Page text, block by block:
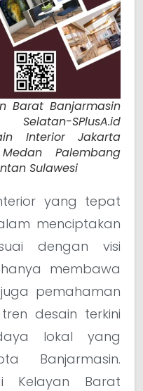
Barat Banjarmasin
SPlusA.id
Interior Jakarta
Palembang
Sulawesi
yang tepat
menciptakan
dengan visi
membawa
pemahaman
desain terkini
lokal yang
Banjarmasin.
Kelayan Barat